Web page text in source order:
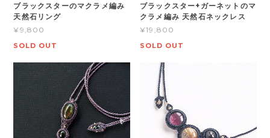
ブラックスターのマクラメ編み
天然石リング
¥9,800
SOLD OUT
ブラックスター+ガーネットのマ
クラメ編み 天然石ネックレス
¥19,800
SOLD OUT